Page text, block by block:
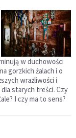
w duchowości
gorzkich żalach i o
wrażliwości i
starych treści. Czy
I czy ma to sens?